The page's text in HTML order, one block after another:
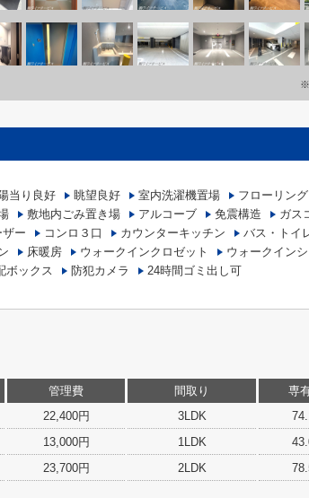
※
当り良好 眺望良好 室内洗濯機置場 フローリング
敷地内ごみ置き場 アルコーブ 免震構造 ガス
ー コンロ３口 カウンターキッチン バス・トイ
床暖房 ウォークインクロゼット ウォークイン
ボックス 防犯カメラ 24時間ゴミ出し可
管理費 間取り 専
22,400円 3LDK
13,000円 1LDK
23,700円 2LDK